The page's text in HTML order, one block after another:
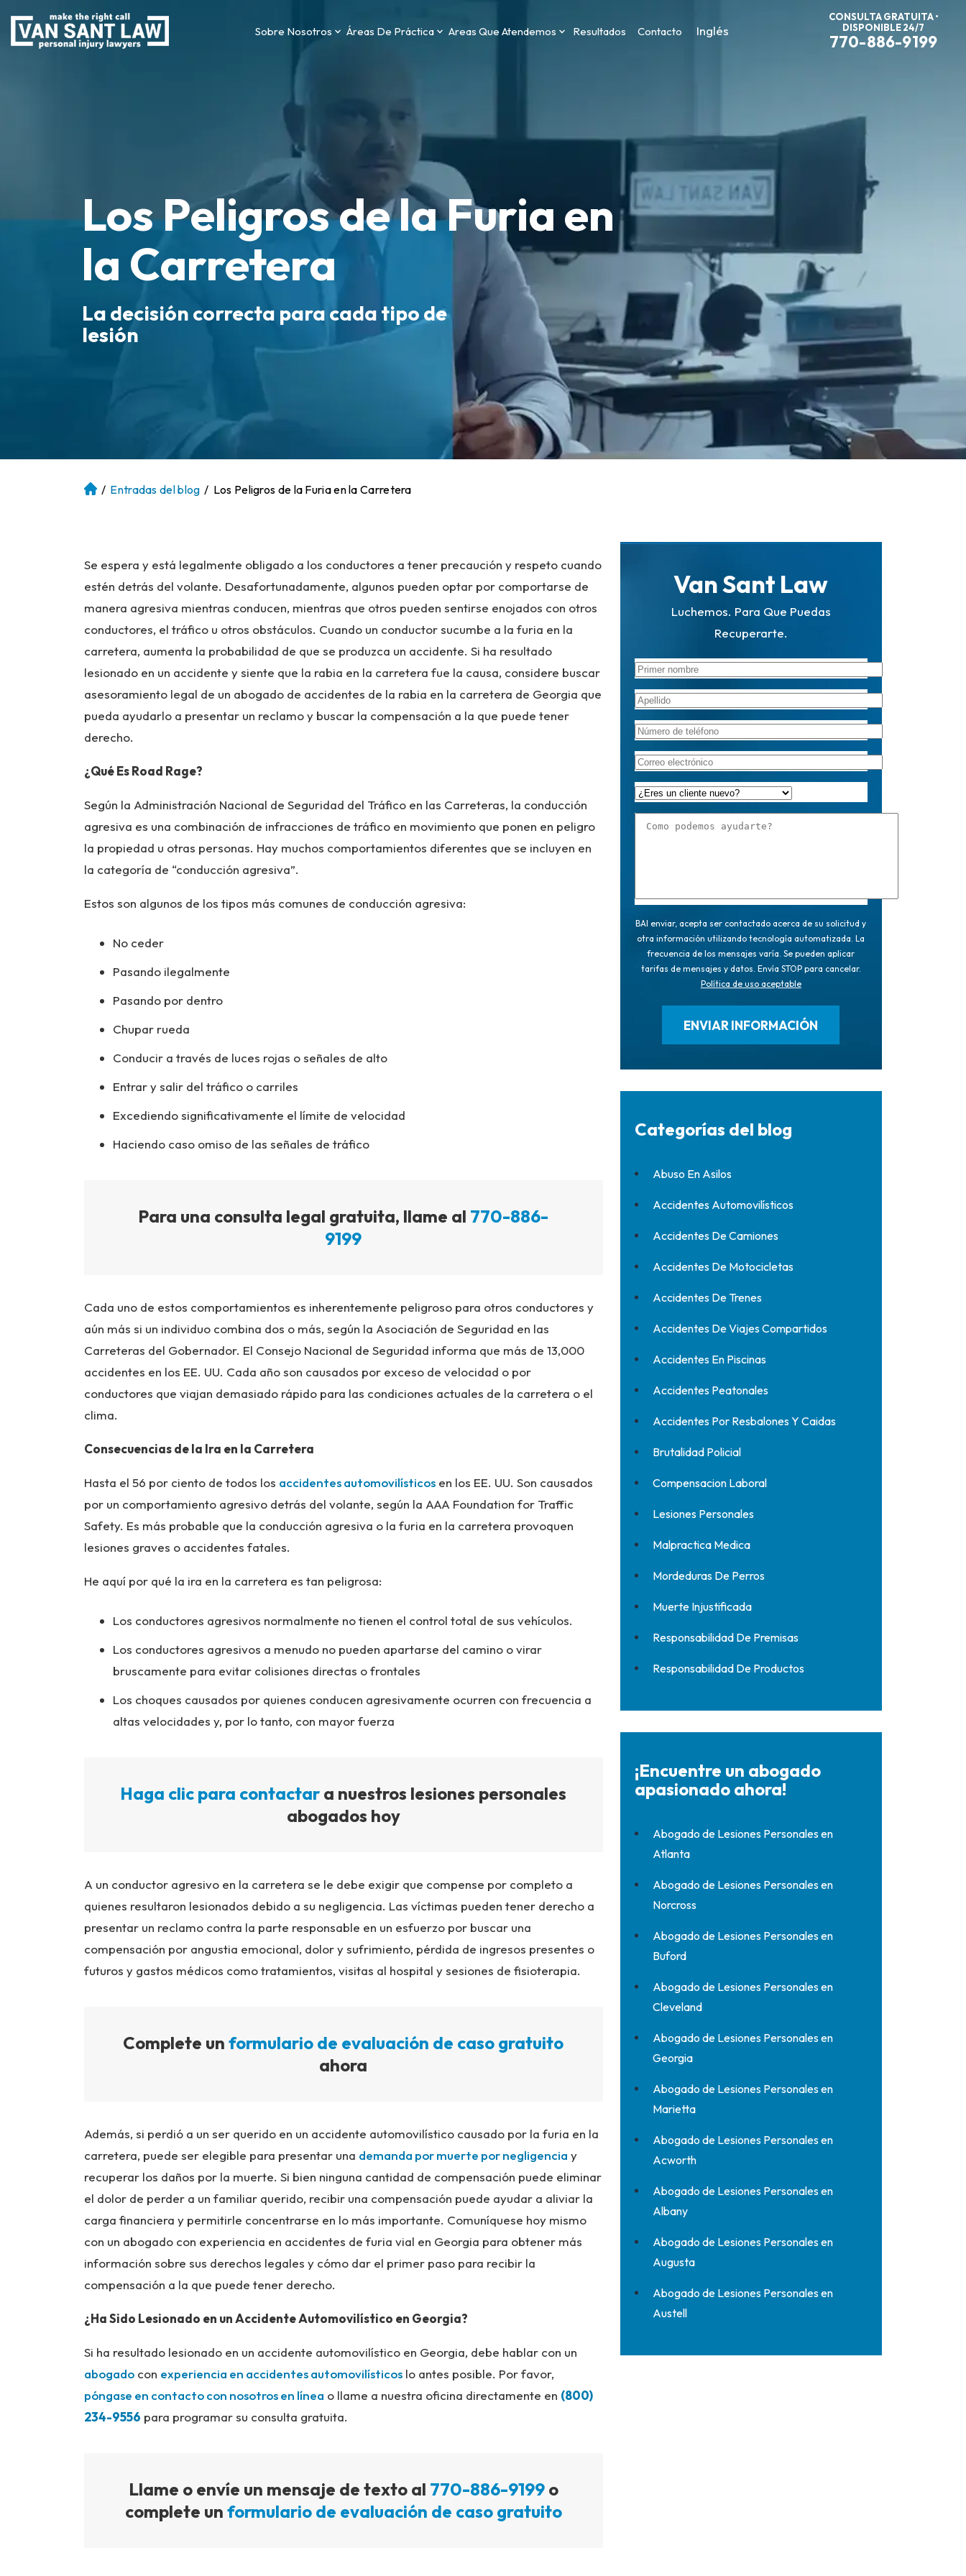
Sobre Nosotros Áreas De Práctica Areas Que Atendemos Resultados Contacto Inglés
CONSULTA GRATUITA •
DISPONIBLE 24/7
770-886-9199
Los Peligros de la Furia en
la Carretera
La decisión correcta para cada tipo de
lesión
Ini / Entradas del blog / Los Peligros de la Furia en la Carretera
Se espera y está legalmente obligado a los conductores a tener precaución y respeto cuando
estén detrás del volante. Desafortunadamente, algunos pueden optar por comportarse de
manera agresiva mientras conducen, mientras que otros pueden sentirse enojados con otros
conductores, el tráfico u otros obstáculos. Cuando un conductor sucumbe a la furia en la
carretera, aumenta la probabilidad de que se produzca un accidente. Si ha resultado
lesionado en un accidente y siente que la rabia en la carretera fue la causa, considere buscar
asesoramiento legal de un abogado de accidentes de la rabia en la carretera de Georgia que
pueda ayudarlo a presentar un reclamo y buscar la compensación a la que puede tener
derecho.
¿Qué Es Road Rage?
Según la Administración Nacional de Seguridad del Tráfico en las Carreteras, la conducción
agresiva es una combinación de infracciones de tráfico en movimiento que ponen en peligro
la propiedad u otras personas. Hay muchos comportamientos diferentes que se incluyen en
la categoría de “conducción agresiva”.
Estos son algunos de los tipos más comunes de conducción agresiva:
No ceder
Pasando ilegalmente
Pasando por dentro
Chupar rueda
Conducir a través de luces rojas o señales de alto
Entrar y salir del tráfico o carriles
Excediendo significativamente el límite de velocidad
Haciendo caso omiso de las señales de tráfico
Para una consulta legal gratuita, llame al 770-886-
9199
Cada uno de estos comportamientos es inherentemente peligroso para otros conductores y
aún más si un individuo combina dos o más, según la Asociación de Seguridad en las
Carreteras del Gobernador. El Consejo Nacional de Seguridad informa que más de 13,000
accidentes en los EE. UU. Cada año son causados por exceso de velocidad o por
conductores que viajan demasiado rápido para las condiciones actuales de la carretera o el
clima.
Consecuencias de la Ira en la Carretera
Hasta el 56 por ciento de todos los accidentes automovilísticos en los EE. UU. Son causados
por un comportamiento agresivo detrás del volante, según la AAA Foundation for Traffic
Safety. Es más probable que la conducción agresiva o la furia en la carretera provoquen
lesiones graves o accidentes fatales.
He aquí por qué la ira en la carretera es tan peligrosa:
Los conductores agresivos normalmente no tienen el control total de sus vehículos.
Los conductores agresivos a menudo no pueden apartarse del camino o virar
bruscamente para evitar colisiones directas o frontales
Los choques causados por quienes conducen agresivamente ocurren con frecuencia a
altas velocidades y, por lo tanto, con mayor fuerza
Haga clic para contactar a nuestros lesiones personales
abogados hoy
A un conductor agresivo en la carretera se le debe exigir que compense por completo a
quienes resultaron lesionados debido a su negligencia. Las víctimas pueden tener derecho a
presentar un reclamo contra la parte responsable en un esfuerzo por buscar una
compensación por angustia emocional, dolor y sufrimiento, pérdida de ingresos presentes o
futuros y gastos médicos como tratamientos, visitas al hospital y sesiones de fisioterapia.
Complete unformulario de evaluación de caso gratuito
ahora
Además, si perdió a un ser querido en un accidente automovilístico causado por la furia en la
carretera, puede ser elegible para presentar una demanda por muerte por negligencia y
recuperar los daños por la muerte. Si bien ninguna cantidad de compensación puede eliminar
el dolor de perder a un familiar querido, recibir una compensación puede ayudar a aliviar la
carga financiera y permitirle concentrarse en lo más importante. Comuníquese hoy mismo
con un abogado con experiencia en accidentes de furia vial en Georgia para obtener más
información sobre sus derechos legales y cómo dar el primer paso para recibir la
compensación a la que puede tener derecho.
¿Ha Sido Lesionado en un Accidente Automovilístico en Georgia?
Si ha resultado lesionado en un accidente automovilístico en Georgia, debe hablar con un
abogado con experiencia en accidentes automovilísticos lo antes posible. Por favor,
póngase en contacto con nosotros en línea o llame a nuestra oficina directamente en (800)
234-9556 para programar su consulta gratuita.
Llame o envíe un mensaje de texto al 770-886-9199o
complete un formulario de evaluación de caso gratuito
Van Sant Law
Luchemos. Para Que Puedas
Recuperarte.
BAl enviar, acepta ser contactado acerca de su solicitud y
otra información utilizando tecnología automatizada. La
frecuencia de los mensajes varía. Se pueden aplicar
tarifas de mensajes y datos. Envía STOP para cancelar.
Política de uso aceptable
Categorías del blog
Abuso En Asilos
Accidentes Automovilísticos
Accidentes De Camiones
Accidentes De Motocicletas
Accidentes De Trenes
Accidentes De Viajes Compartidos
Accidentes En Piscinas
Accidentes Peatonales
Accidentes Por Resbalones Y Caidas
Brutalidad Policial
Compensacion Laboral
Lesiones Personales
Malpractica Medica
Mordeduras De Perros
Muerte Injustificada
Responsabilidad De Premisas
Responsabilidad De Productos
¡Encuentre un abogado
apasionado ahora!
Abogado de Lesiones Personales en
Atlanta
Abogado de Lesiones Personales en
Norcross
Abogado de Lesiones Personales en
Buford
Abogado de Lesiones Personales en
Cleveland
Abogado de Lesiones Personales en
Georgia
Abogado de Lesiones Personales en
Marietta
Abogado de Lesiones Personales en
Acworth
Abogado de Lesiones Personales en
Albany
Abogado de Lesiones Personales en
Augusta
Abogado de Lesiones Personales en
Austell